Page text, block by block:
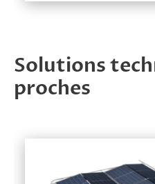
Solutions
proches